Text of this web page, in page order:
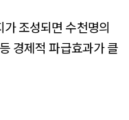
조성되면 수천명의
경제적 파급효과가 클